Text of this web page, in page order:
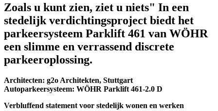
Zoals u kunt zien, ziet u niets" In een
stedelijk verdichtingsproject biedt het
parkeersysteem Parklift 461 van WÖHR
een slimme en verrassend discrete
parkeeroplossing.
Architecten: g2o Architekten, Stuttgart
Autoparkeersysteem: WÖHR Parklift 461-2.0 D
Verbluffend statement voor stedelijk wonen en werken